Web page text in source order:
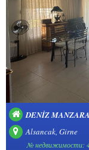
DENIZ
Alsancak, Girne
№ недвижимости: